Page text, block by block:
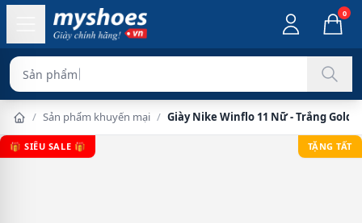
0
Sản phẩm chính hãn
/ Sản phẩm khuyến mại / Giày Nike Winflo 11 Nữ - Trắng Gold
🎁 SIÊU SALE 🎁 TẶNG TẤT